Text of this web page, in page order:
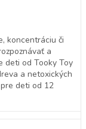
koncentráciu či
a
deti od Tooky Toy
a netoxických
deti od 12